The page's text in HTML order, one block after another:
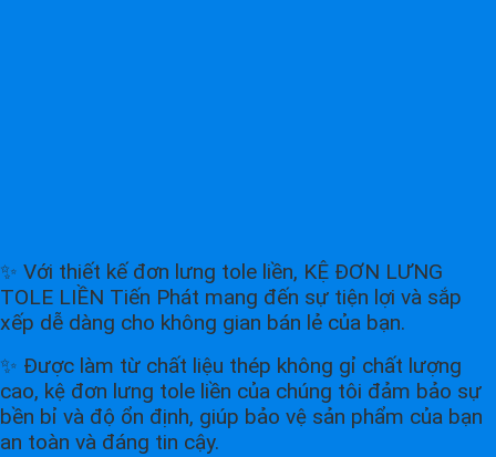
✨ Với thiết kế đơn lưng tole liền, KỆ ĐƠN LƯNG
TOLE LIỀN Tiến Phát mang đến sự tiện lợi và sắp
xếp dễ dàng cho không gian bán lẻ của bạn.
✨ Được làm từ chất liệu thép không gỉ chất lượng
cao, kệ đơn lưng tole liền của chúng tôi đảm bảo sự
bền bỉ và độ ổn định, giúp bảo vệ sản phẩm của bạn
an toàn và đáng tin cậy.